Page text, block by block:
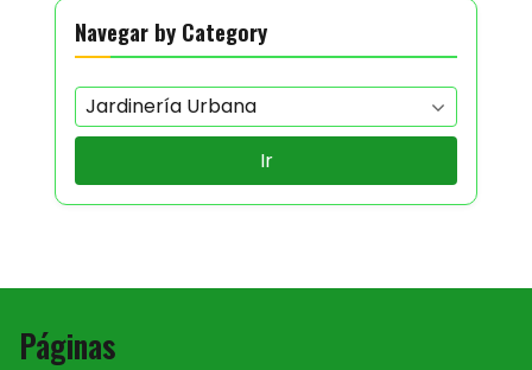
Navegar by Category
Ir
Páginas